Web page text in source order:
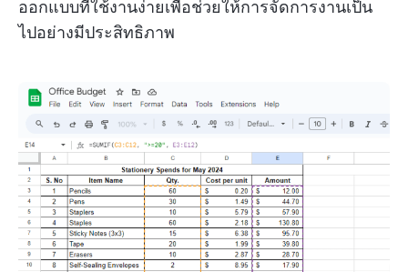
ออกแบบที่ใช้งานง่ายเพื่อช่วยให้การจัดการงานเป็น
ไปอย่างมีประสิทธิภาพ